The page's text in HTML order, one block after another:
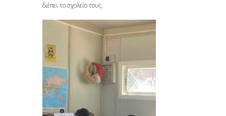
διέπει το σχολείο τους.